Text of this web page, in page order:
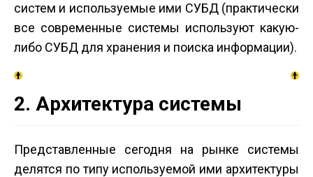
систем и используемые ими СУБД (практически
все современные системы используют какую-
либо СУБД для хранения и поиска информации).
2. Архитектура системы
Представленные сегодня на рынке системы
делятся по типу используемой ими архитектуры